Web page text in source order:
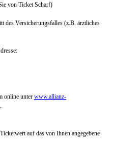
von Ticket Scharf)
des Versicherungsfalles (z.B. ärztliches
online unter www.allianz-
auf das von Ihnen angegebene